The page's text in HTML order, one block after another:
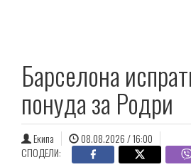
Барселона
понуда за Родри
Екипа
08.08.2026 / 16:00
СПОДЕЛИ: